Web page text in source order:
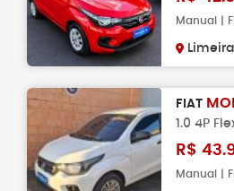
Manual |
Limeira
FIAT
1.0 4P
R$
Manual |